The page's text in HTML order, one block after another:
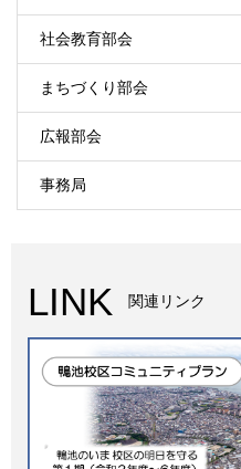
社会教育部会
まちづくり部会
広報部会
事務局
LINK 関連リンク